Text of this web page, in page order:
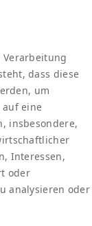
dass diese
um
auf eine
insbesondere,
Interessen,
oder
analysieren oder